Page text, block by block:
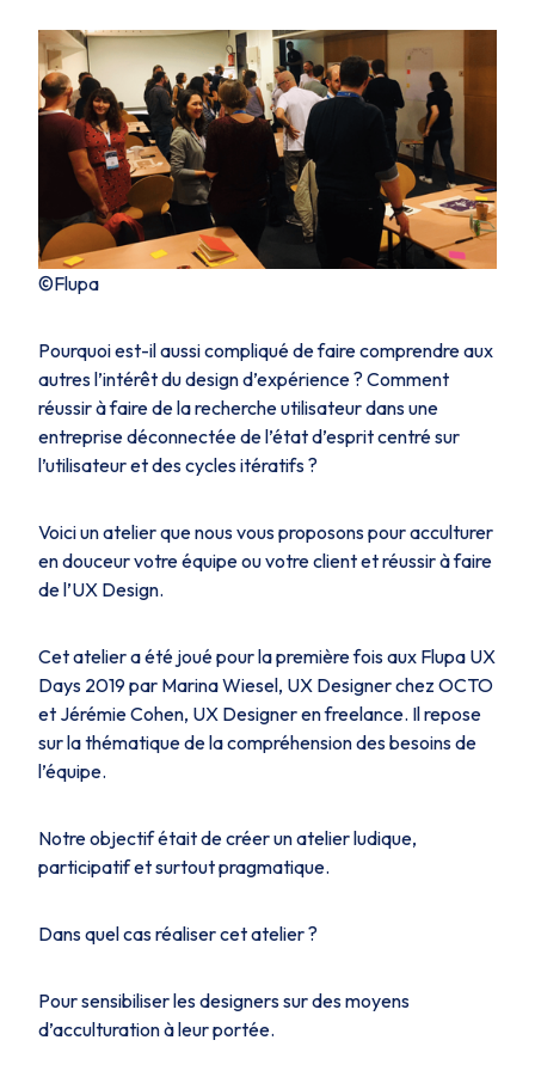
©Flupa
Pourquoi est-il aussi compliqué de faire comprendre aux
autres l’intérêt du design d’expérience ? Comment
réussir à faire de la recherche utilisateur dans une
entreprise déconnectée de l’état d’esprit centré sur
l’utilisateur et des cycles itératifs ?
Voici un atelier que nous vous proposons pour acculturer
en douceur votre équipe ou votre client et réussir à faire
de l’UX Design.
Cet atelier a été joué pour la première fois aux Flupa UX
Days 2019 par Marina Wiesel, UX Designer chez OCTO
et Jérémie Cohen, UX Designer en freelance. Il repose
sur la thématique de la compréhension des besoins de
l’équipe.
Notre objectif était de créer un atelier ludique,
participatif et surtout pragmatique.
Dans quel cas réaliser cet atelier ?
Pour sensibiliser les designers sur des moyens
d’acculturation à leur portée.